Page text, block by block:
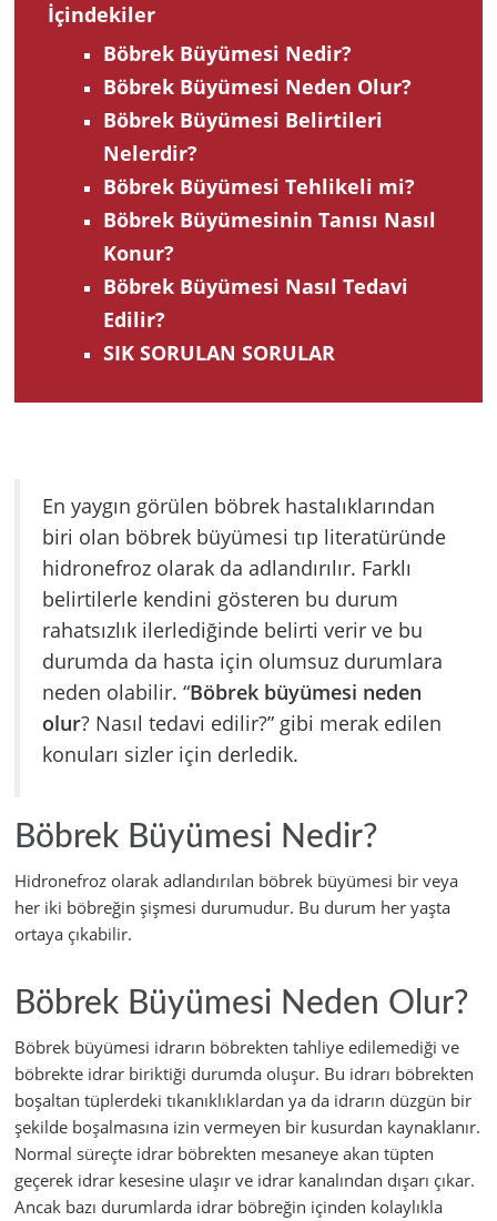
İçindekiler
Böbrek Büyümesi Nedir?
Böbrek Büyümesi Neden Olur?
Böbrek Büyümesi Belirtileri
Nelerdir?
Böbrek Büyümesi Tehlikeli mi?
Böbrek Büyümesinin Tanısı Nasıl
Konur?
Böbrek Büyümesi Nasıl Tedavi
Edilir?
SIK SORULAN SORULAR
En yaygın görülen böbrek hastalıklarından
biri olan böbrek büyümesi tıp literatüründe
hidronefroz olarak da adlandırılır. Farklı
belirtilerle kendini gösteren bu durum
rahatsızlık ilerlediğinde belirti verir ve bu
durumda da hasta için olumsuz durumlara
neden olabilir. “Böbrek büyümesi neden
olur? Nasıl tedavi edilir?” gibi merak edilen
konuları sizler için derledik.
Böbrek Büyümesi Nedir?
Hidronefroz olarak adlandırılan böbrek büyümesi bir veya
her iki böbreğin şişmesi durumudur. Bu durum her yaşta
ortaya çıkabilir.
Böbrek Büyümesi Neden Olur?
Böbrek büyümesi idrarın böbrekten tahliye edilemediği ve
böbrekte idrar biriktiği durumda oluşur. Bu idrarı böbrekten
boşaltan tüplerdeki tıkanıklıklardan ya da idrarın düzgün bir
şekilde boşalmasına izin vermeyen bir kusurdan kaynaklanır.
Normal süreçte idrar böbrekten mesaneye akan tüpten
geçerek idrar kesesine ulaşır ve idrar kanalından dışarı çıkar.
Ancak bazı durumlarda idrar böbreğin içinden kolaylıkla